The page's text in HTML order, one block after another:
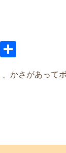
Copy
かさがあって